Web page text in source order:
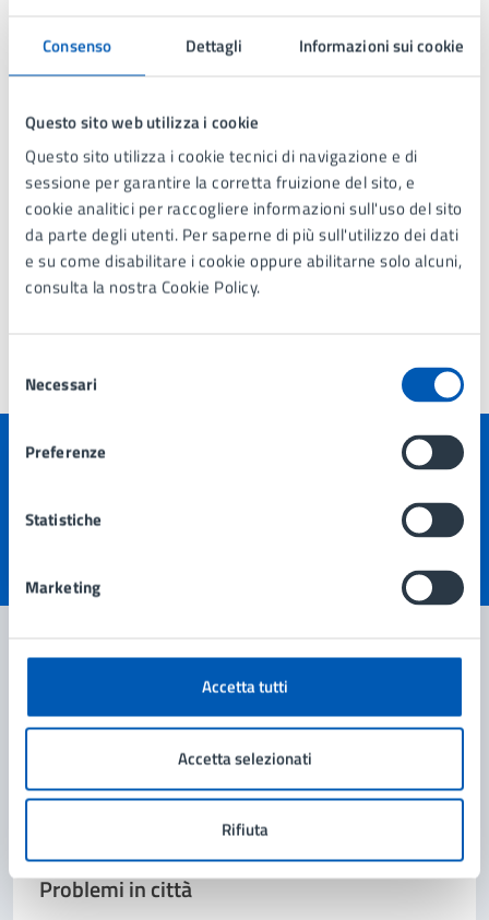
Consenso Dettagli Informazioni sui cookie
Questo sito web utilizza i cookie
Questo sito utilizza i cookie tecnici di navigazione e di
sessione per garantire la corretta fruizione del sito, e
cookie analitici per raccogliere informazioni sull'uso del sito
da parte degli utenti. Per saperne di più sull'utilizzo dei dati
e su come disabilitare i cookie oppure abilitarne solo alcuni,
consulta la nostra Cookie Policy.
del
consenso
Necessari
Preferenze
Statistiche
Marketing
Accetta tutti
Accetta selezionati
Rifiuta
Dichiarazione 2024 Matteo Lando
Dichiarazione 2023 Matteo Lando
Dichiarazione 2022 Matteo Lando
Ultimo aggiornamento:
Quanto sono chiare le informazioni su questa
Valuta 2 stelle su 5
Valuta 1 stelle su 5
Contatta il comune
Richiedi assistenza
Prenota appuntamento
Problemi in città